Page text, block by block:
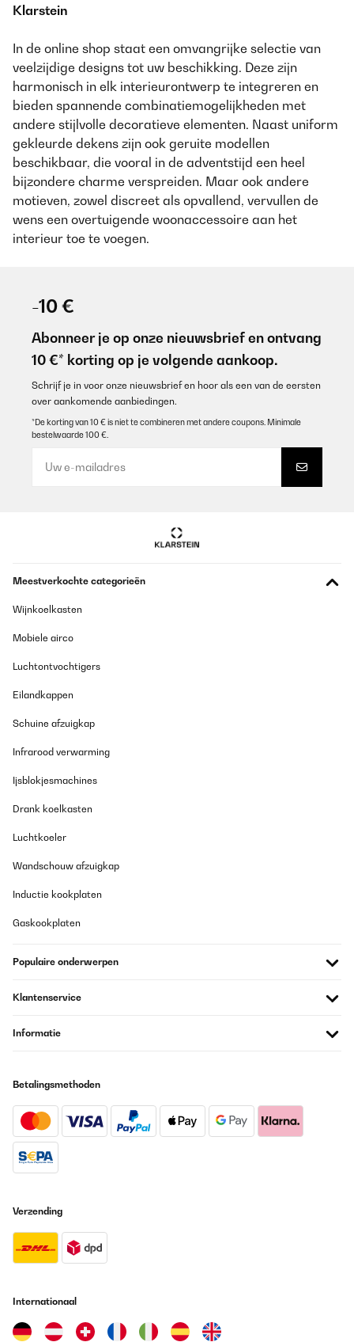
Klarstein
In de online shop staat een omvangrijke selectie van
veelzijdige designs tot uw beschikking. Deze zijn
harmonisch in elk interieurontwerp te integreren en
bieden spannende combinatiemogelijkheden met
andere stijlvolle decoratieve elementen. Naast uniform
gekleurde dekens zijn ook geruite modellen
beschikbaar, die vooral in de adventstijd een heel
bijzondere charme verspreiden. Maar ook andere
motieven, zowel discreet als opvallend, vervullen de
wens een overtuigende woonaccessoire aan het
interieur toe te voegen.
-10 €
Abonneer je op onze nieuwsbrief en ontvang
10 €* korting op je volgende aankoop.
Schrijf je in voor onze nieuwsbrief en hoor als een van de eersten
over aankomende aanbiedingen.
*De korting van 10 € is niet te combineren met andere coupons. Minimale
bestelwaarde 100 €.
Meestverkochte categorieën
Wijnkoelkasten
Mobiele airco
Luchtontvochtigers
Eilandkappen
Schuine afzuigkap
Infrarood verwarming
Ijsblokjesmachines
Drank koelkasten
Luchtkoeler
Wandschouw afzuigkap
Inductie kookplaten
Gaskookplaten
Populaire onderwerpen
Klantenservice
Informatie
Betalingsmethoden
Verzending
Internationaal